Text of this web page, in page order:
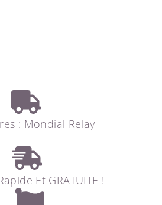
: Mondial Relay
Et GRATUITE !